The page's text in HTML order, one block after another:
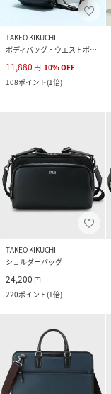
TAKEO KIKUCHI
ボディバッグ・ウエストポーチ
11,880 円 10%OFF
108ポイント(1倍)
TAKEO KIKUCHI
ショルダーバッグ
24,200 円
220ポイント(1倍)